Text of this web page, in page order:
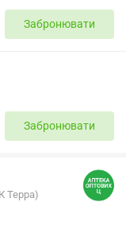
Забронювати
Забронювати
Терра)